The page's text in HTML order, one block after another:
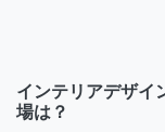
インテリアデザイ
場は？